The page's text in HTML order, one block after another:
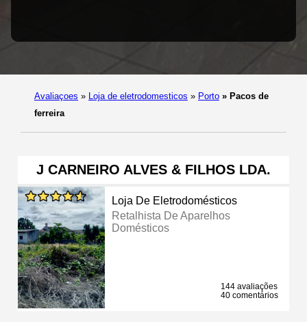
Avaliaçoes » Loja de eletrodomesticos » Porto » Pacos de
ferreira
J CARNEIRO ALVES & FILHOS LDA.
Loja De Eletrodomésticos
Retalhista De Aparelhos
Domésticos
144 avaliações
40 comentários